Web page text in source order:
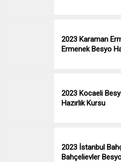
2023 Karaman
Ermenek Besyo
2023 Kocaeli
Hazırlık Kursu
2023 İstanbul
Bahçelievler